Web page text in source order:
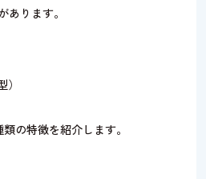
あります。
の特徴を紹介します。